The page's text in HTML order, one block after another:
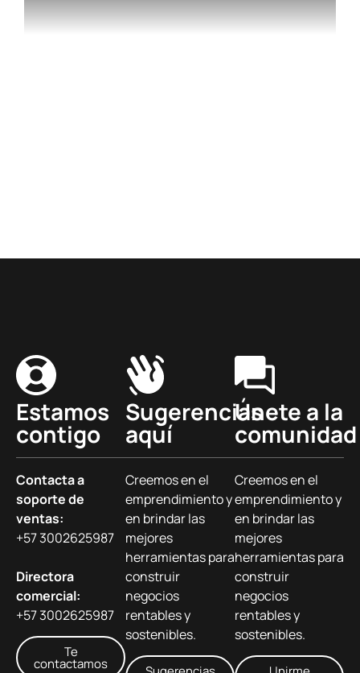
Estamos
contigo
Contacta a
soporte de
ventas:
+57 3002625987
Directora
comercial:
+57 3002625987
Te
contactamos
Sugerencias
aquí
Creemos en el
emprendimiento y
en brindar las
mejores
herramientas para
construir
negocios
rentables y
sostenibles.
Únete a la
comunidad
Creemos en el
emprendimiento y
en brindar las
mejores
herramientas para
construir
negocios
rentables y
sostenibles.